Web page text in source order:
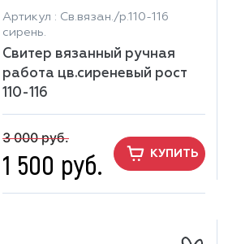
Артикул : Св.вязан./р.110-116
сирень.
Свитер вязанный ручная
работа цв.сиреневый рост
110-116
3 000 руб.
1 500 руб. КУПИТЬ